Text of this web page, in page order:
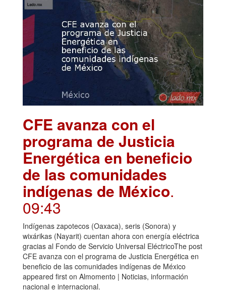
CFE avanza con el
programa de Justicia
Energética en beneficio
de las comunidades
indígenas de México.
09:43
Indígenas zapotecos (Oaxaca), seris (Sonora) y
wixárikas (Nayarit) cuentan ahora con energía eléctrica
gracias al Fondo de Servicio Universal EléctricoThe post
CFE avanza con el programa de Justicia Energética en
beneficio de las comunidades indígenas de México
appeared first on Almomento | Noticias, información
nacional e internacional.